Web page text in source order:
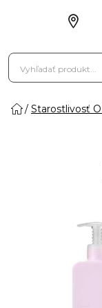
Starostlivosť O